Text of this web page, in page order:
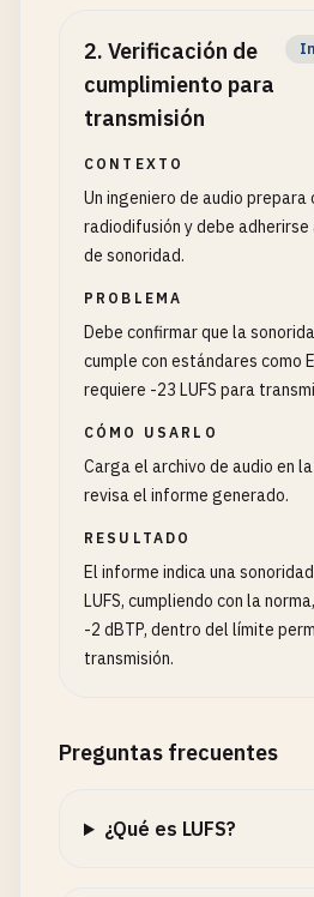
2. Verificación de
cumplimiento para
transmisión
CONTEXTO
Un ingeniero de audio
radiodifusión y debe
de sonoridad.
PROBLEMA
Debe confirmar que la
cumple con estándares como
requiere -23 LUFS para
CÓMO USARLO
Carga el archivo de audio en
revisa el informe generado.
RESULTADO
El informe indica una
LUFS, cumpliendo con la
-2 dBTP, dentro del límite
transmisión.
Preguntas frecuentes
¿Qué es LUFS?